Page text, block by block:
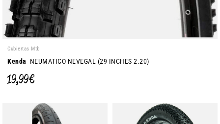
Cubiertas Mtb
Kenda NEUMATICO NEVEGAL (29 INCHES 2.20)
19,99 €